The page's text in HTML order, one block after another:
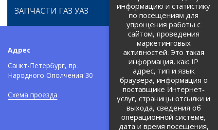
ЗАПЧАСТИ ГАЗ УАЗ
Адрес
Санкт-Петербург, пр.
Народного Ополчения 30
Схема проезда
Телефоны:
+7 (812) 971-42-42
Политика об обработке и
защите персональных данных
Соглашение на обработку
персональных данных
информацию и статистику
по посещениям для
упрощения работы с
сайтом, проведения
маркетинговых
активностей. Это такая
информация, как: IP
адрес, тип и язык
браузера, информация о
поставщике Интернет-
услуг, страницы отсылки и
выхода, сведения об
операционной системе,
дата и время посещения,